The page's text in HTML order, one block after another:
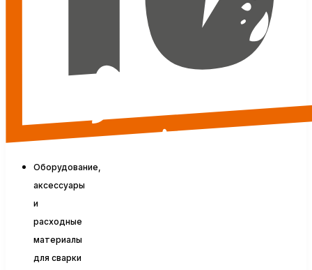
Оборудование,
аксессуары
и
расходные
материалы
для сварки